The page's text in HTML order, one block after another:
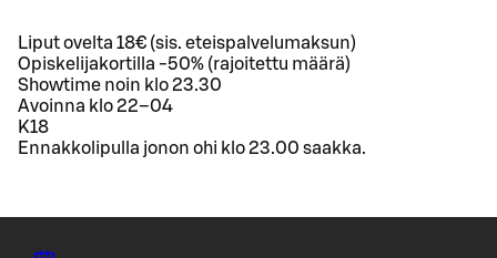
Liput ovelta 18€ (sis. eteispalvelumaksun)
Opiskelijakortilla -50% (rajoitettu määrä)
Showtime noin klo 23.30
Avoinna klo 22–04
K18
Ennakkolipulla jonon ohi klo 23.00 saakka.